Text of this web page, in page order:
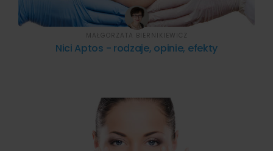
Nici Aptos - rodzaje, opinie, efekty
MAŁGORZATA BIERNIKIEWICZ